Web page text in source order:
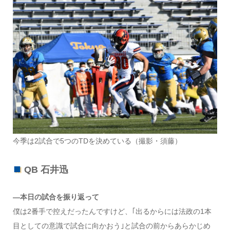
今季は2試合で5つのTDを決めている（撮影・須藤）
QB 石井迅
―本日の試合を振り返って
僕は2番手で控えだったんですけど、｢出るからには法政の1本
目としての意識で試合に向かおう｣と試合の前からあらかじめ